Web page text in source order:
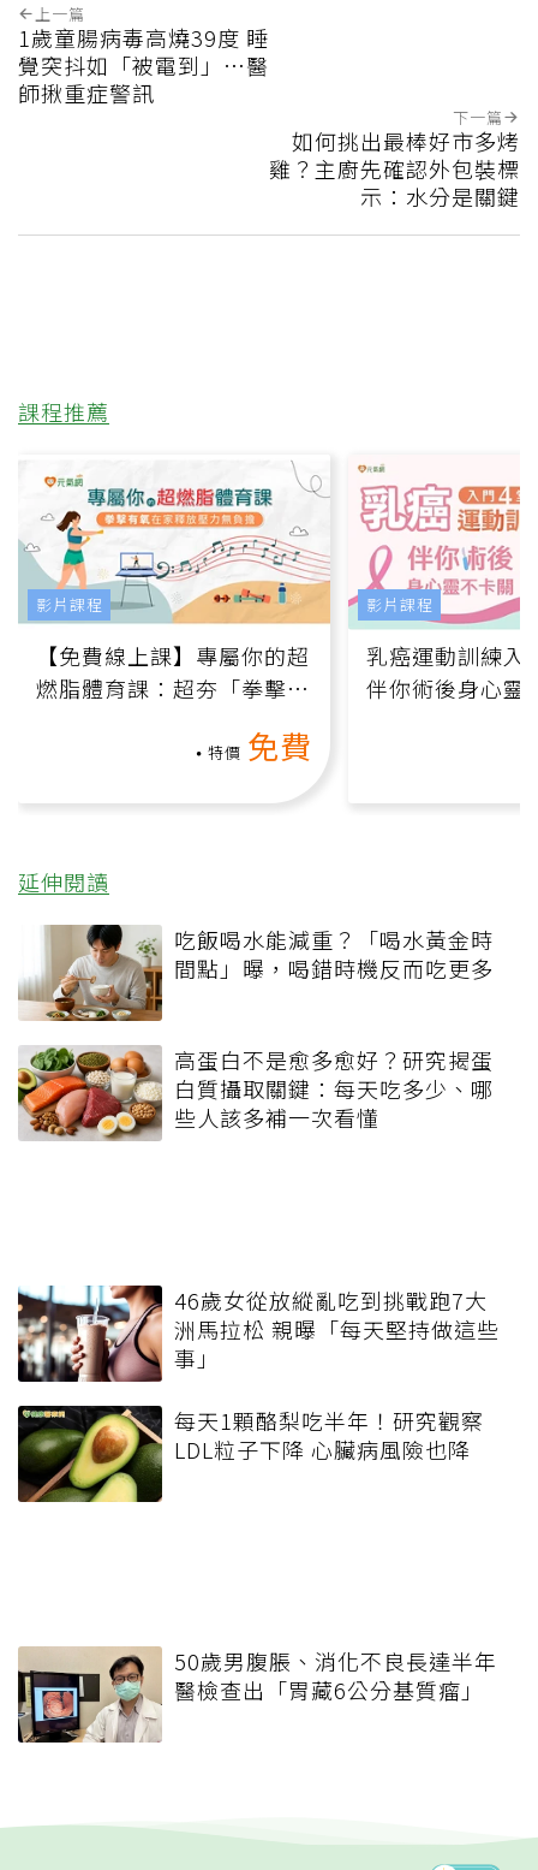
上一篇
1歲童腸病毒高燒39度 睡
覺突抖如「被電到」…醫
師揪重症警訊
下一篇
如何挑出最棒好市多烤
雞？主廚先確認外包裝標
示：水分是關鍵
課程推薦
【免費線上課】專屬你的超
燃脂體育課：超夯「拳擊有
特價 免費
影片課程
乳癌運動訓練入
伴你術後身心靈
影片課程
延伸閱讀
吃飯喝水能減重？「喝水黃金時
間點」曝，喝錯時機反而吃更多
高蛋白不是愈多愈好？研究揭蛋
白質攝取關鍵：每天吃多少、哪
些人該多補一次看懂
46歲女從放縱亂吃到挑戰跑7大
洲馬拉松 親曝「每天堅持做這些
事」
每天1顆酪梨吃半年！研究觀察
LDL粒子下降 心臟病風險也降
50歲男腹脹、消化不良長達半年
醫檢查出「胃藏6公分基質瘤」